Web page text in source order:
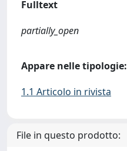
Fulltext
partially_open
Appare nelle tipologie:
1.1 Articolo in rivista
File in questo prodotto: